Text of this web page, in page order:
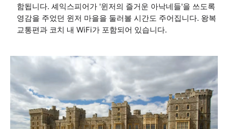
함됩니다. 셰익스피어가 '윈저의 즐거운 아낙네들'을 쓰도록
영감을 주었던 윈저 마을을 둘러볼 시간도 주어집니다. 왕복
교통편과 코치 내 WiFi가 포함되어 있습니다.